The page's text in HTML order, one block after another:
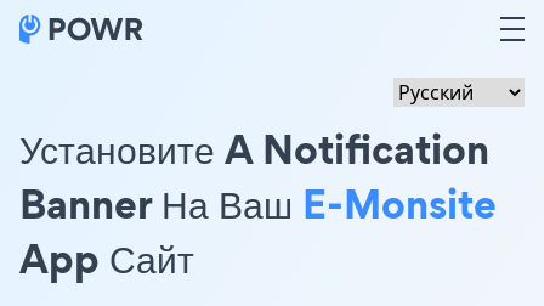
Установите A Notification
Banner На Ваш E-Monsite
App Сайт